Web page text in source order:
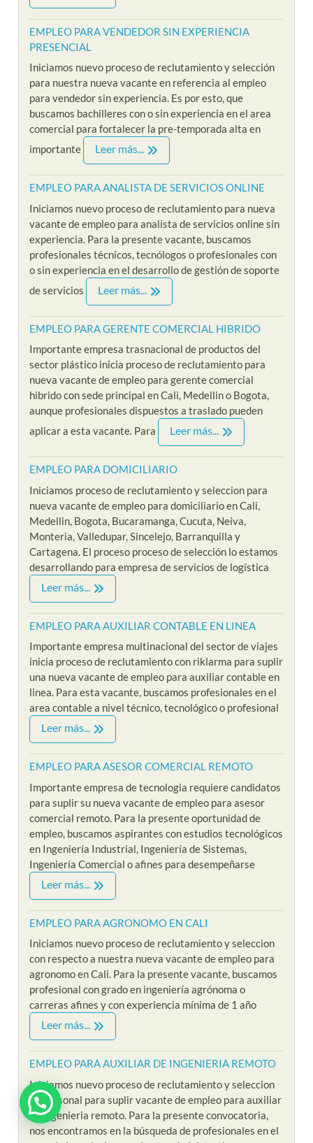
EMPLEO PARA VENDEDOR SIN EXPERIENCIA
PRESENCIAL
Iniciamos nuevo proceso de reclutamiento y selección
para nuestra nueva vacante en referencia al empleo
para vendedor sin experiencia. Es por esto, que
buscamos bachilleres con o sin experiencia en el area
comercial para fortalecer la pre-temporada alta en
importante
Leer más...
EMPLEO PARA ANALISTA DE SERVICIOS ONLINE
Iniciamos nuevo proceso de reclutamiento para nueva
vacante de empleo para analista de servicios online sin
experiencia. Para la presente vacante, buscamos
profesionales técnicos, tecnólogos o profesionales con
o sin experiencia en el desarrollo de gestión de soporte
de servicios
Leer más...
EMPLEO PARA GERENTE COMERCIAL HIBRIDO
Importante empresa trasnacional de productos del
sector plástico inicia proceso de reclutamiento para
nueva vacante de empleo para gerente comercial
hibrido con sede principal en Cali, Medellin o Bogota,
aunque profesionales dispuestos a traslado pueden
aplicar a esta vacante. Para
Leer más...
EMPLEO PARA DOMICILIARIO
Iniciamos proceso de reclutamiento y seleccion para
nueva vacante de empleo para domiciliario en Cali,
Medellin, Bogota, Bucaramanga, Cucuta, Neiva,
Monteria, Valledupar, Sincelejo, Barranquilla y
Cartagena. El proceso proceso de selección lo estamos
desarrollando para empresa de servicios de logística
Leer más...
EMPLEO PARA AUXILIAR CONTABLE EN LINEA
Importante empresa multinacional del sector de viajes
inicia proceso de reclutamiento con riklarma para suplir
una nueva vacante de empleo para auxiliar contable en
linea. Para esta vacante, buscamos profesionales en el
area contable a nivel técnico, tecnológico o profesional
Leer más...
EMPLEO PARA ASESOR COMERCIAL REMOTO
Importante empresa de tecnologia requiere candidatos
para suplir su nueva vacante de empleo para asesor
comercial remoto. Para la presente oportunidad de
empleo, buscamos aspirantes con estudios tecnológicos
en Ingeniería Industrial, Ingeniería de Sistemas,
Ingeniería Comercial o afines para desempeñarse
Leer más...
EMPLEO PARA AGRONOMO EN CALI
Iniciamos nuevo proceso de reclutamiento y seleccion
con respecto a nuestra nueva vacante de empleo para
agronomo en Cali. Para la presente vacante, buscamos
profesional con grado en ingeniería agrónoma o
carreras afines y con experiencia mínima de 1 año
Leer más...
EMPLEO PARA AUXILIAR DE INGENIERIA REMOTO
Iniciamos nuevo proceso de reclutamiento y seleccion
de personal para suplir vacante de empleo para auxiliar
de ingenieria remoto. Para la presente convocatoria,
nos encontramos en la búsqueda de profesionales en el
¿ Estas interesado en Riklarma ?